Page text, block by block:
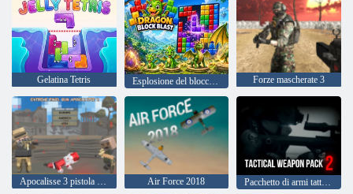
Gelatina Tetris Esplosione del blocco del drago Forze mascherate 3
Apocalisse 3 pistola pixel estrema Air Force 2018 Pacchetto di armi tattiche 2